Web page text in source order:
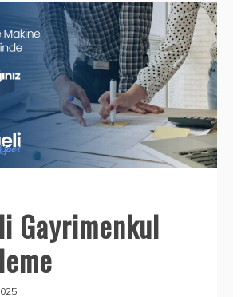
Gayrimenkul